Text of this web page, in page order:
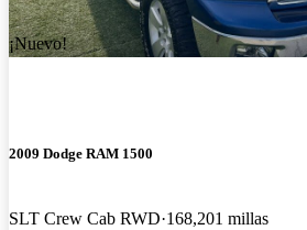
¡Nuevo!
2009 Dodge RAM 1500
SLT Crew Cab RWD 168,201 millas